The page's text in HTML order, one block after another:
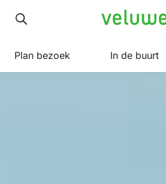
Veluwe
Plan bezoek In de buurt